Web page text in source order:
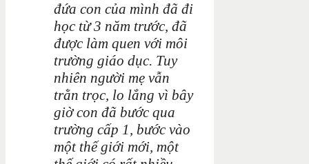
đứa con của mình đã đi
học từ 3 năm trước, đã
được làm quen với môi
trường giáo dục. Tuy
nhiên người mẹ vẫn
trằn trọc, lo lắng vì bây
giờ con đã bước qua
trường cấp 1, bước vào
một thế giới mới, một